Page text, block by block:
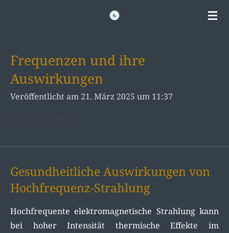
Frequenzen und ihre
Auswirkungen
Veröffentlicht am 21. März 2025 um 11:37
Gesundheitliche Auswirkungen von
Hochfrequenz-Strahlung
Hochfrequente elektromagnetische Strahlung kann
bei hoher Intensität thermische Effekte im